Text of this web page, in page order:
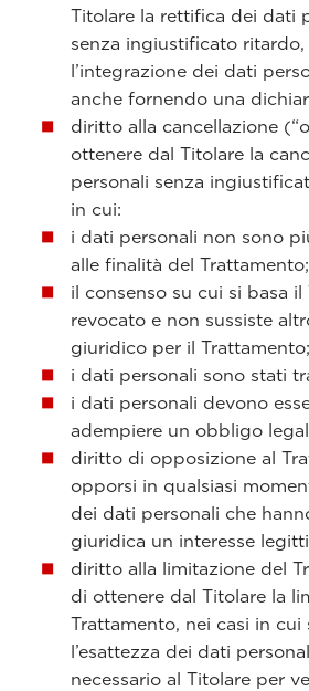
Titolare la rettifica dei dati
senza ingiustificato
l’integrazione dei dati
anche fornendo una
diritto alla cancellazione
ottenere dal Titolare la
personali senza
in cui:
i dati personali non sono
alle finalità del Trattamento;
il consenso su cui si basa
revocato e non sussiste
giuridico per il Trattamento;
i dati personali sono stati
i dati personali devono
adempiere un obbligo
diritto di opposizione al
opporsi in qualsiasi
dei dati personali che
giuridica un interesse
diritto alla limitazione del
di ottenere dal Titolare la
Trattamento, nei casi in cui
l’esattezza dei dati
necessario al Titolare per